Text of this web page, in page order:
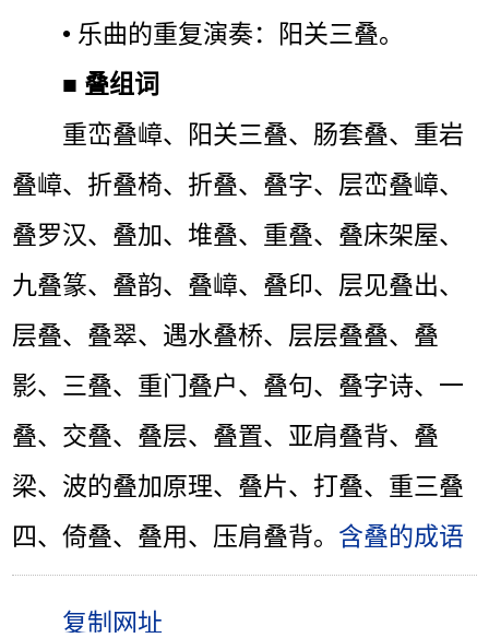
• 乐曲的重复演奏：阳关三叠。
■ 叠组词
重峦叠嶂、阳关三叠、肠套叠、重岩
叠嶂、折叠椅、折叠、叠字、层峦叠嶂、
叠罗汉、叠加、堆叠、重叠、叠床架屋、
九叠篆、叠韵、叠嶂、叠印、层见叠出、
层叠、叠翠、遇水叠桥、层层叠叠、叠
影、三叠、重门叠户、叠句、叠字诗、一
叠、交叠、叠层、叠置、亚肩叠背、叠
梁、波的叠加原理、叠片、打叠、重三叠
四、倚叠、叠用、压肩叠背。 含叠的成语